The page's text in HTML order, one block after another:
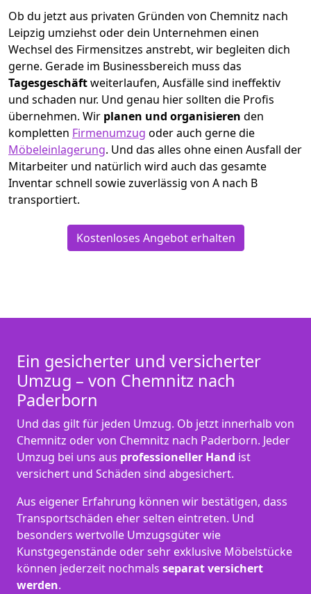
Ob du jetzt aus privaten Gründen von Chemnitz nach
Leipzig umziehst oder dein Unternehmen einen
Wechsel des Firmensitzes anstrebt, wir begleiten dich
gerne. Gerade im Businessbereich muss das
Tagesgeschäftweiterlaufen, Ausfälle sind ineffektiv
und schaden nur. Und genau hier sollten die Profis
übernehmen. Wir planen und organisieren den
kompletten Firmenumzug oder auch gerne die
Möbeleinlagerung. Und das alles ohne einen Ausfall der
Mitarbeiter und natürlich wird auch das gesamte
Inventar schnell sowie zuverlässig von A nach B
transportiert.
Kostenloses Angebot erhalten
Ein gesicherter und versicherter
Umzug – von Chemnitz nach
Paderborn
Und das gilt für jeden Umzug. Ob jetzt innerhalb von
Chemnitz oder von Chemnitz nach Paderborn. Jeder
Umzug bei uns aus professioneller Hand ist
versichert und Schäden sind abgesichert.
Aus eigener Erfahrung können wir bestätigen, dass
Transportschäden eher selten eintreten. Und
besonders wertvolle Umzugsgüter wie
Kunstgegenstände oder sehr exklusive Möbelstücke
können jederzeit nochmals separat versichert
werden.